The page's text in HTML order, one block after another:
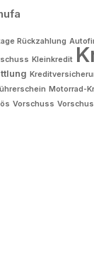
Rückzahlung
Kleinkredit
Motorrad-
Vorschuss